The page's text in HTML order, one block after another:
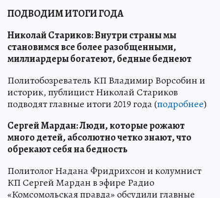
ПОДВОДИМ ИТОГИ ГОДА
Николай Стариков: Внутри страны мы
становимся все более разобщенными,
миллиардеры богатеют, бедные беднеют
Политобозреватель КП Владимир Ворсобин и
историк, публицист Николай Стариков
подводят главные итоги 2019 года (подробнее)
Сергей Мардан: Люди, которые рожают
много детей, абсолютно четко знают, что
обрекают себя на бедность
Политолог Надана Фридрихсон и колумнист
КП Сергей Мардан в эфире Радио
«Комсомольская правда» обсудили главные